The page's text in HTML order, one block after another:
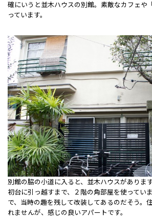
確にいうと並木ハウスの別館。素敵なカフェや
っています。
別館の脇の小道に入ると、並木ハウスがありま
初台に引っ越すまで、２階の角部屋を使ってい
で、当時の趣を残して改装してあるのだそう。
れませんが、感じの良いアパートです。